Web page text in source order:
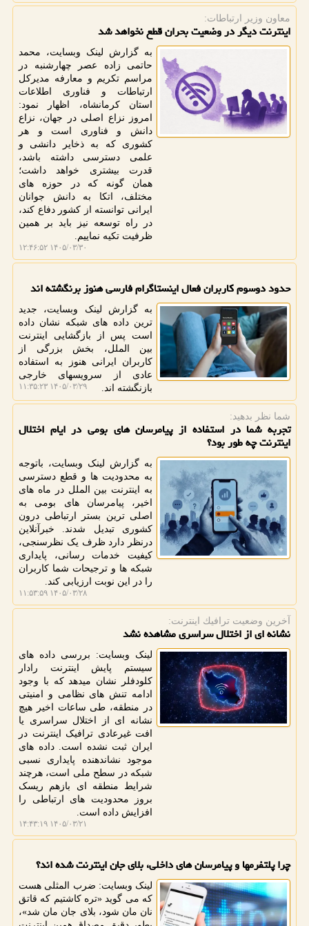
معاون وزیر ارتباطات:
اینترنت دیگر در وضعیت بحران قطع نخواهد شد
به گزارش لینک وبسایت، محمد
حاتمی زاده عصر چهارشنبه در
مراسم تکریم و معارفه مدیرکل
ارتباطات و فناوری اطلاعات
استان کرمانشاه، اظهار نمود:
امروز نزاع اصلی در جهان، نزاع
دانش و فناوری است و هر
کشوری که به ذخایر دانشی و
علمی دسترسی داشته باشد،
قدرت بیشتری خواهد داشت؛
همان گونه که در حوزه های
مختلف، اتکا به دانش جوانان
ایرانی توانسته از کشور دفاع کند،
در راه توسعه نیز باید بر همین
ظرفیت تکیه نماییم.
۱۴۰۵/۰۳/۳۰ ۱۲:۴۶:۵۲
حدود دوسوم کاربران فعال اینستاگرام فارسی هنوز برنگشته اند
به گزارش لینک وبسایت، جدید
ترین داده های شبکه نشان داده
است پس از بازگشایی اینترنت
بین الملل، بخش بزرگی از
کاربران ایرانی هنوز به استفاده
عادی از سرویسهای خارجی
بازنگشته اند.
۱۴۰۵/۰۳/۲۹ ۱۱:۳۵:۲۳
شما نظر بدهید:
تجربه شما در استفاده از پیامرسان های بومی در ایام اختلال
اینترنت چه طور بود؟
به گزارش لینک وبسایت، باتوجه
به محدودیت ها و قطع دسترسی
به اینترنت بین الملل در ماه های
اخیر، پیامرسان های بومی به
اصلی ترین بستر ارتباطی درون
کشوری تبدیل شدند. خبرآنلاین
درنظر دارد ظرف یک نظرسنجی،
کیفیت خدمات رسانی، پایداری
شبکه ها و ترجیحات شما کاربران
را در این نوبت ارزیابی کند.
۱۴۰۵/۰۳/۲۸ ۱۱:۵۳:۵۹
آخرین وضعیت ترافیك اینترنت:
نشانه ای از اختلال سراسری مشاهده نشد
لینک وبسایت: بررسی داده های
سیستم پایش اینترنت رادار
کلودفلر نشان میدهد که با وجود
ادامه تنش های نظامی و امنیتی
در منطقه، طی ساعات اخیر هیچ
نشانه ای از اختلال سراسری یا
افت غیرعادی ترافیک اینترنت در
ایران ثبت نشده است. داده های
موجود نشاندهنده پایداری نسبی
شبکه در سطح ملی است، هرچند
شرایط منطقه ای بازهم ریسک
بروز محدودیت های ارتباطی را
افزایش داده است.
۱۴۰۵/۰۳/۲۱ ۱۴:۴۳:۱۹
چرا پلتفرمها و پیامرسان های داخلی، بلای جان اینترنت شده اند؟
لینک وبسایت: ضرب المثلی هست
که می گوید «تره کاشتیم که قاتق
نان مان شود، بلای جان مان شد»،